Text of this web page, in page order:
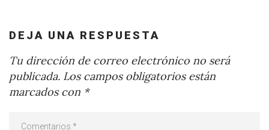
DEJA UNA RESPUESTA
Tu dirección de correo electrónico no será
publicada. Los campos obligatorios están
marcados con *